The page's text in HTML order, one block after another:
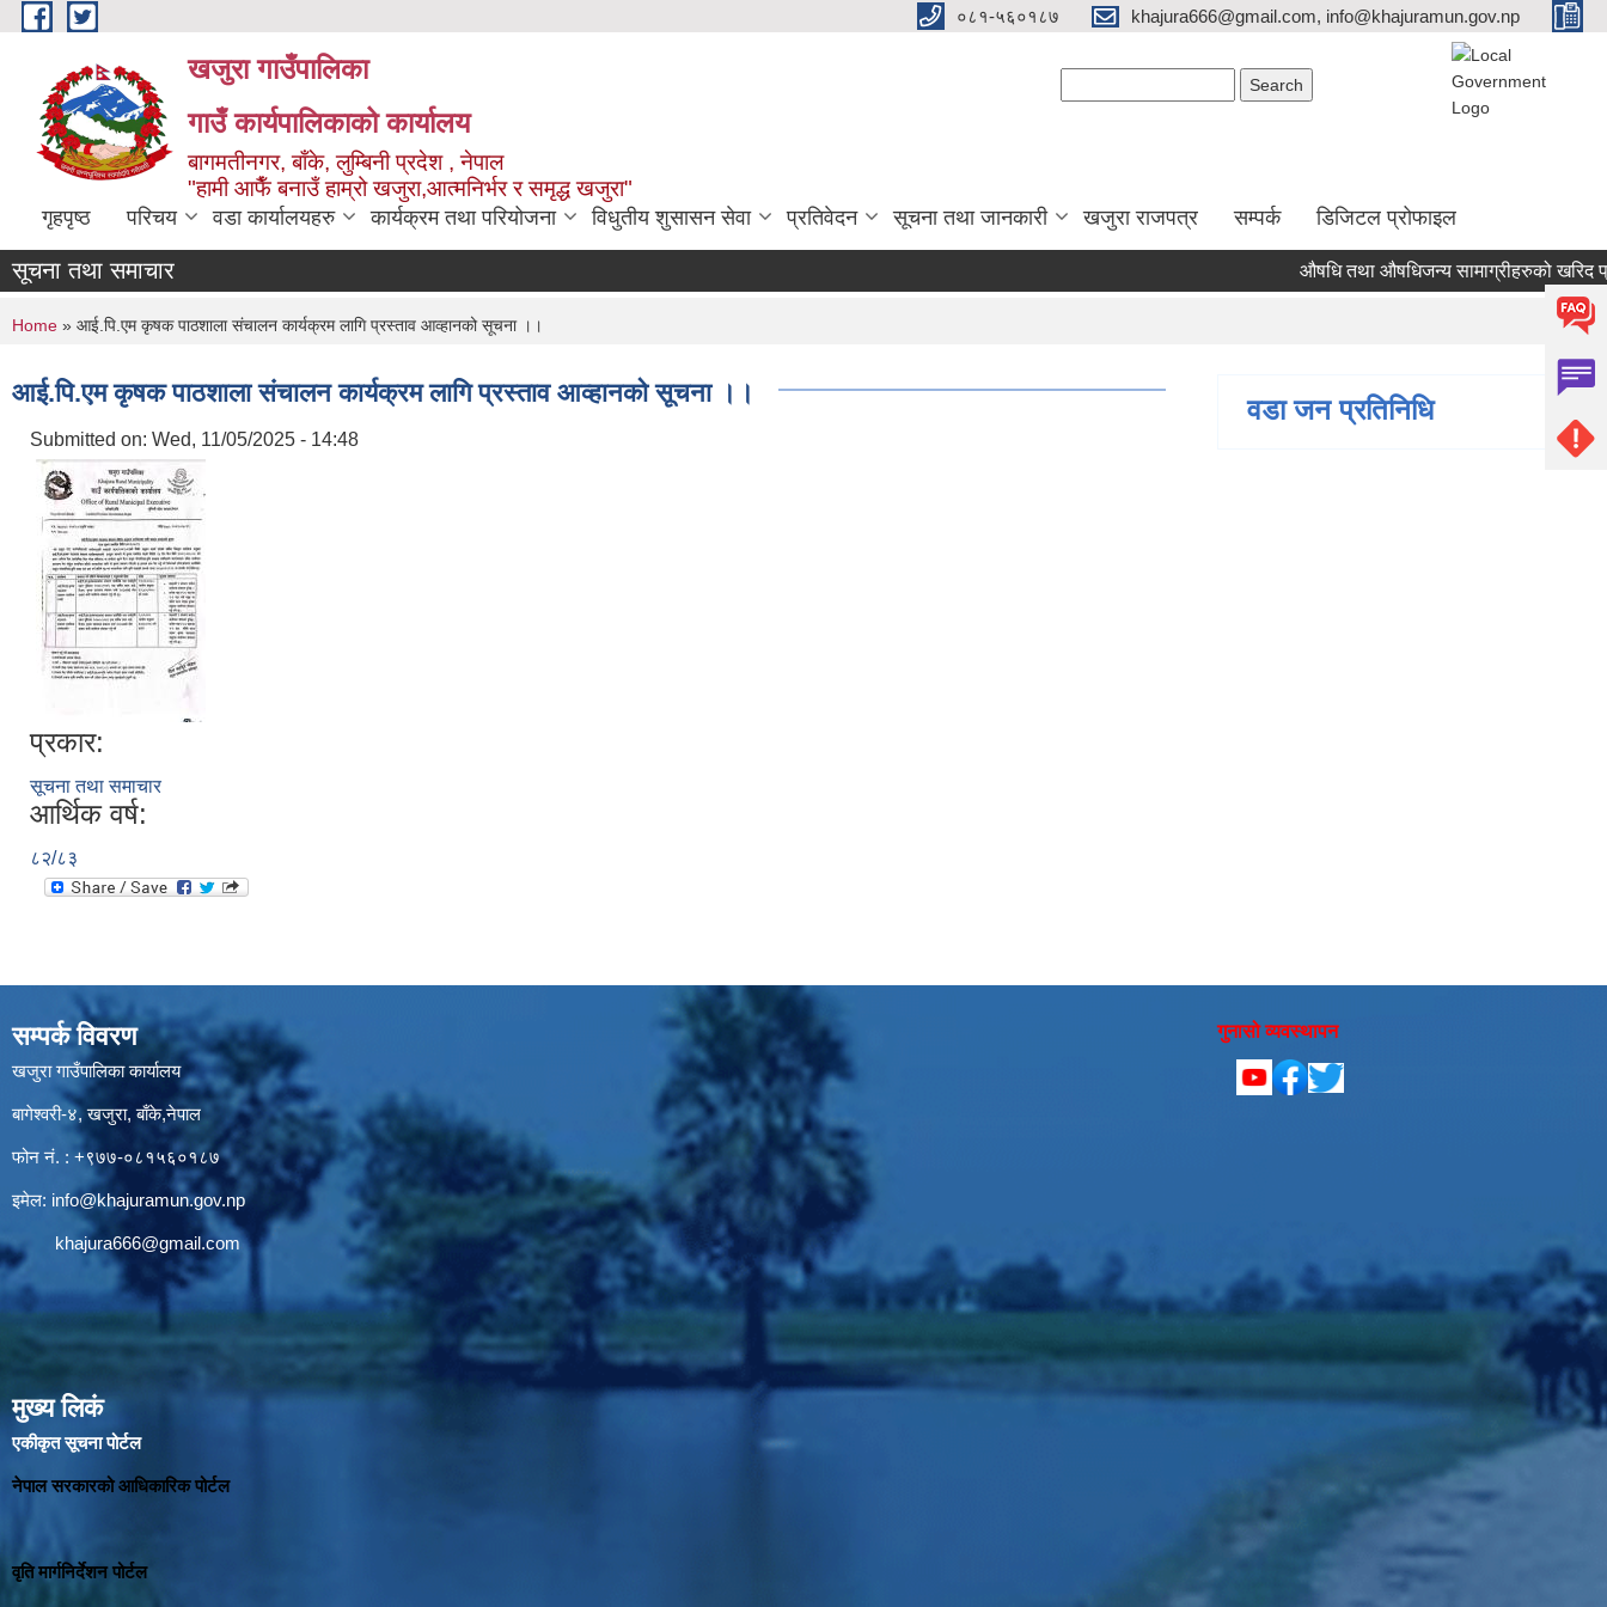
Skip to main content ०८१-५६०१८७ khajura666@gmail.com, info@khajuramun.gov.np
खजुरा गाउँपालिका
गाउँ कार्यपालिकाको कार्यालय
बागमतीनगर, बाँके, लुम्बिनी प्रदेश , नेपाल
"हामी आफैँ बनाउँ हाम्रो खजुरा,आत्मनिर्भर र समृद्ध खजुरा"
गृहपृष्ठ परिचय वडा कार्यालयहरु कार्यक्रम तथा परियोजना विधुतीय शुसासन सेवा प्रतिवेदन सूचना तथा जानकारी खजुरा राजपत्र सम्पर्क डिजिटल प्रोफाइल
सूचना तथा समाचार औषधि तथा औषधिजन्य सामाग्रीहरुको खरिद
You are here
Home » आई.पि.एम कृषक पाठशाला संचालन कार्यक्रम लागि प्रस्ताव आव्हानको सूचना ।।
आई.पि.एम कृषक पाठशाला संचालन कार्यक्रम लागि प्रस्ताव आव्हानको सूचना ।।
Submitted on: Wed, 11/05/2025 - 14:48
प्रकार:
सूचना तथा समाचार
आर्थिक वर्ष:
८२/८३
वडा जन प्रतिनिधि
सम्पर्क विवरण
खजुरा गाउँपालिका कार्यालय
बागेश्वरी-४, खजुरा, बाँके,नेपाल
फोन नं. : +९७७-०८१५६०१८७
इमेल: info@khajuramun.gov.np
khajura666@gmail.com
मुख्य लिकं
एकीकृत सूचना पोर्टल
नेपाल सरकारको आधिकारिक पोर्टल
वृति मार्गनिर्देशन पोर्टल
गुनासो व्यवस्थापन